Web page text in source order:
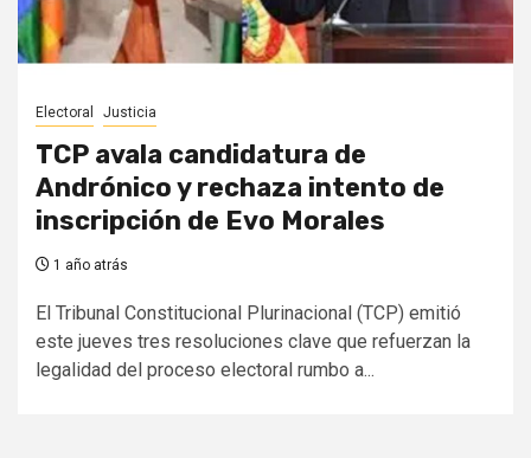
Electoral Justicia
TCP avala candidatura de
Andrónico y rechaza intento de
inscripción de Evo Morales
1 año atrás
El Tribunal Constitucional Plurinacional (TCP) emitió
este jueves tres resoluciones clave que refuerzan la
legalidad del proceso electoral rumbo a...